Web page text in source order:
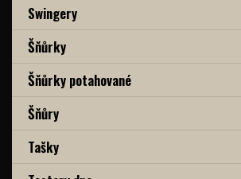
Swingery
Šňůrky
Šňůrky potahované
Šňůry
Tašky